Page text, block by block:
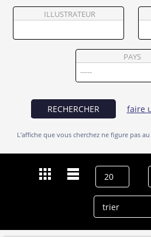
Vendre
ILLUSTRATEUR
PAYS
RECHERCHER faire
L’affiche que vous cherchez ne figure pas